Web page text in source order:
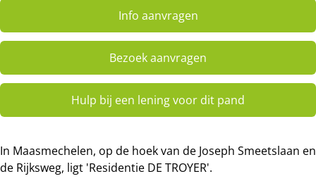
Info aanvragen
Bezoek aanvragen
Hulp bij een lening voor dit pand
In Maasmechelen, op de hoek van de Joseph Smeetslaan en
de Rijksweg, ligt 'Residentie DE TROYER'.